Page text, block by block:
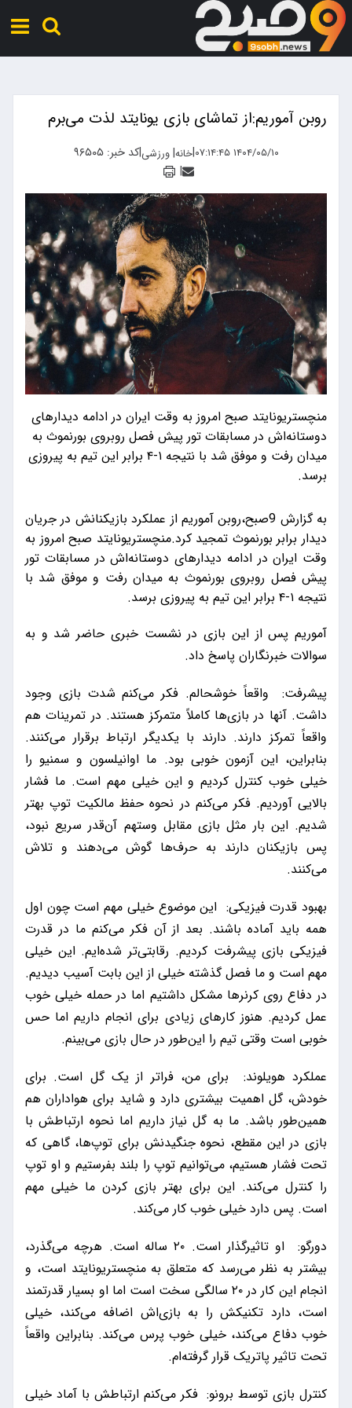
روبن آموریم:از تماشای بازی یونایتد لذت می‌برم
۱۴۰۴/۰۵/۱۰ ۰۷:۱۴:۴۵ |خانه|ورزشی|کد خبر: ۹۶۵۰۵
|
منچستریونایتد صبح امروز به وقت ایران در ادامه دیدارهای
دوستانه‌اش در مسابقات تور پیش فصل روبروی بورنموث به
میدان رفت و موفق شد با نتیجه ۱-۴ برابر این تیم به پیروزی
برسد.
به گزارش 9صبح،روبن آموریم از عملکرد بازیکنانش در جریان
دیدار برابر بورنموث تمجید کرد.منچستریونایتد صبح امروز به
وقت ایران در ادامه دیدارهای دوستانه‌اش در مسابقات تور
پیش فصل روبروی بورنموث به میدان رفت و موفق شد با
نتیجه ۱-۴ برابر این تیم به پیروزی برسد.
آموریم پس از این بازی در نشست خبری حاضر شد و به
سوالات خبرنگاران پاسخ داد.
پیشرفت: واقعاً خوشحالم. فکر می‌کنم شدت بازی وجود
داشت. آنها در بازی‌ها کاملاً متمرکز هستند. در تمرینات هم
واقعاً تمرکز دارند. دارند با یکدیگر ارتباط برقرار می‌کنند.
بنابراین، این آزمون خوبی بود. ما اوانیلسون و سمنیو را
خیلی خوب کنترل کردیم و این خیلی مهم است. ما فشار
بالایی آوردیم. فکر می‌کنم در نحوه حفظ مالکیت توپ بهتر
شدیم. این‌ بار مثل بازی مقابل وستهم آن‌قدر سریع نبود،
پس بازیکنان دارند به حرف‌ها گوش می‌دهند و تلاش
می‌کنند.
بهبود قدرت فیزیکی: این موضوع خیلی مهم است چون اول
همه باید آماده باشند. بعد از آن فکر می‌کنم ما در قدرت
فیزیکی بازی پیشرفت کردیم. رقابتی‌تر شده‌ایم. این خیلی
مهم است و ما فصل گذشته خیلی از این بابت آسیب دیدیم.
در دفاع روی کرنرها مشکل داشتیم اما در حمله خیلی خوب
عمل کردیم. هنوز کارهای زیادی برای انجام داریم اما حس
خوبی است وقتی تیم را این‌طور در حال بازی می‌بینم.
عملکرد هویلوند: برای من، فراتر از یک گل است. برای
خودش، گل اهمیت بیشتری دارد و شاید برای هواداران هم
همین‌طور باشد. ما به گل نیاز داریم اما نحوه ارتباطش با
بازی در این مقطع، نحوه جنگیدنش برای توپ‌ها، گاهی که
تحت فشار هستیم، می‌توانیم توپ را بلند بفرستیم و او توپ
را کنترل می‌کند. این برای بهتر بازی کردن ما خیلی مهم
است. پس دارد خیلی خوب کار می‌کند.
دورگو: او تاثیرگذار است. ۲۰ ساله است. هرچه می‌گذرد،
بیشتر به نظر می‌رسد که متعلق به منچستریونایتد است، و
انجام این کار در ۲۰ سالگی سخت است اما او بسیار قدرتمند
است، دارد تکنیکش را به بازی‌اش اضافه می‌کند، خیلی
خوب دفاع می‌کند، خیلی خوب پرس می‌کند. بنابراین واقعاً
تحت تاثیر پاتریک قرار گرفته‌ام.
کنترل بازی توسط برونو: فکر می‌کنم ارتباطش با آماد خیلی